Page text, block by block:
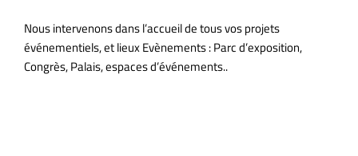
Nous intervenons dans l’accueil de tous vos projets
événementiels, et lieux Evènements : Parc d’exposition,
Congrès, Palais, espaces d’événements..